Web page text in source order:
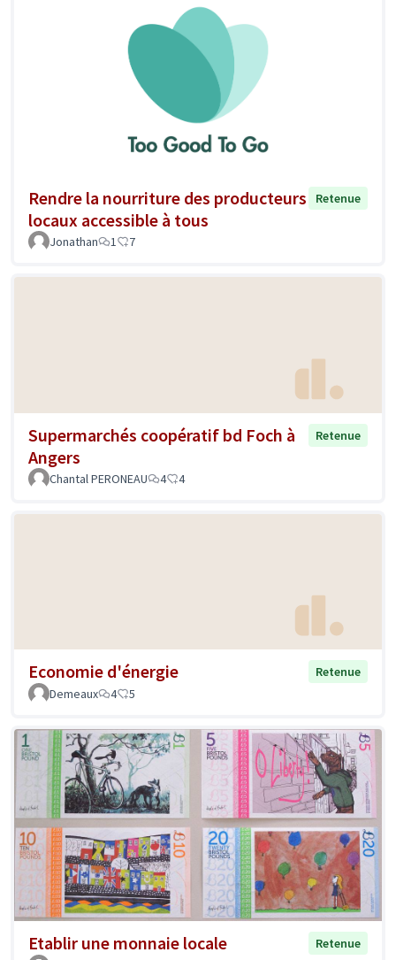
Rendre la nourriture des producteurs
locaux accessible à tous
Retenue
Jonathan 1 7
Supermarchés coopératif bd Foch à
Angers
Retenue
Chantal PERONEAU 4 4
Economie d'énergie
Retenue
Demeaux
4 5
Etablir une monnaie locale
Retenue